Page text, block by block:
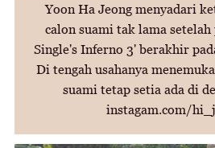
Yoon Ha Jeong menyadari
calon suami tak lama
Single's Inferno 3' berakhir
Di tengah usahanya
suami tetap setia ada di
instagam.com/